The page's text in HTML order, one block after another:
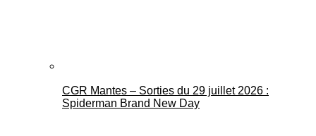
CGR Mantes – Sorties du 29 juillet 2026 :
Spiderman Brand New Day